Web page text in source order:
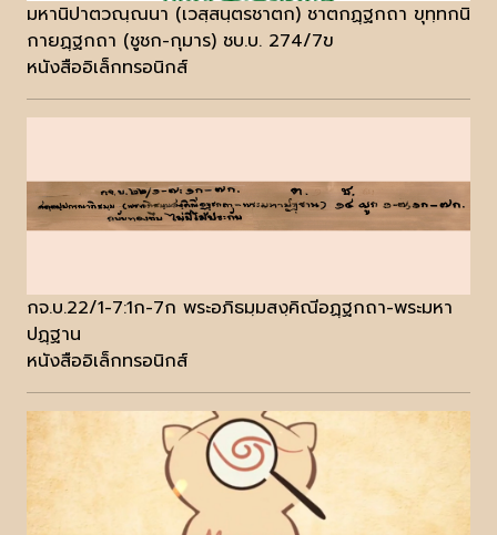
มหานิปาตวณฺณนา (เวสฺสนฺตรชาตก) ชาตกฏฺฐกถา ขุทฺทกนิ
กายฏฺฐกถา (ชูชก-กุมาร) ชบ.บ. 274/7ข
หนังสืออิเล็กทรอนิกส์
กจ.บ.22/1-7:1ก-7ก พระอภิธมฺมสงฺคิณีอฏฺฐกถา-พระมหา
ปฏฺฐาน
หนังสืออิเล็กทรอนิกส์